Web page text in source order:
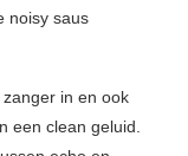
noisy saus
in en ook
een clean geluid.